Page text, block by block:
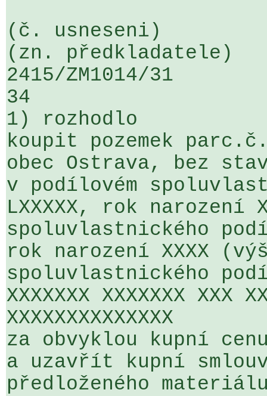
(č. usneseni)
(zn. předkladatele)
2415/ZM1014/31
34
1) rozhodlo
koupit pozemek
obec Ostrava, bez
v podílovém
LXXXXX, rok narození
spoluvlastnického
rok narození XXXX
spoluvlastnického
XXXXXXX XXXXXXX XXX
XXXXXXXXXXXXXX
za obvyklou kupní
a uzavřít kupní
předloženého